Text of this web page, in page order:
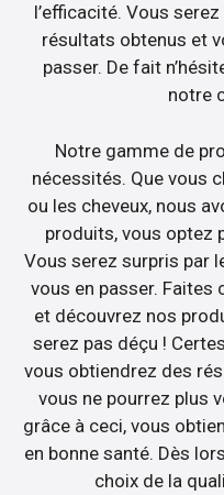
l’efficacité. Vous
résultats obtenus et
passer. De fait
notre
Notre gamme de
nécessités. Que vous
ou les cheveux, nous
produits, vous optez
Vous serez surpris par
vous en passer.
et découvrez nos
serez pas déçu !
vous obtiendrez des
vous ne pourrez plus
grâce à ceci, vous
en bonne santé. Dès
choix de la